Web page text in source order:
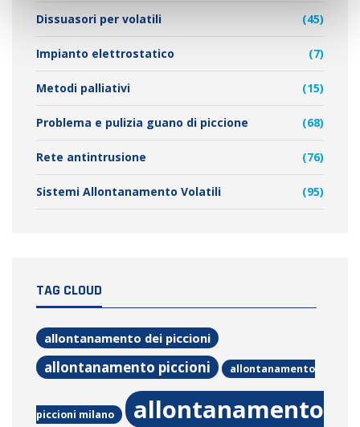
Dissuasori per volatili (45)
Impianto elettrostatico (7)
Metodi palliativi (15)
Problema e pulizia guano di piccione (68)
Rete antintrusione (76)
Sistemi Allontanamento Volatili (95)
TAG CLOUD
allontanamento dei piccioni
allontanamento piccioni allontanamento
piccioni milano
allontanamento